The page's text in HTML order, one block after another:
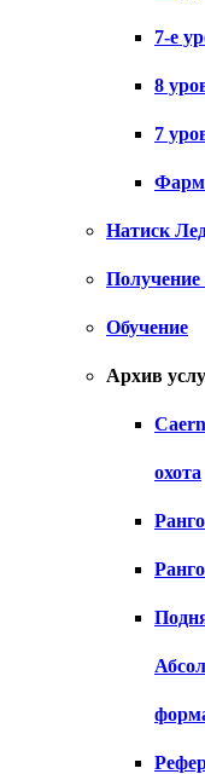
7-е
8
7
Фарм
Натиск
Получение
Обучение
Архив
охота